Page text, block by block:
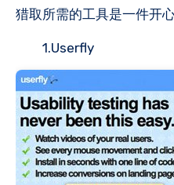
猎取所需的工具是一件开
1.Userfly